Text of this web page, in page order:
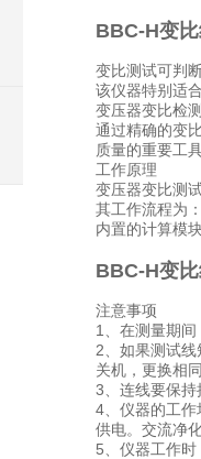
BBC-H变
变比测试可判
该仪器特别适
变压器变比检
通过精确的变
质量的重要工
工作原理
变压器变比测
其工作流程为
内置的计算模
BBC-H变
注意事项
1、在测量期
2、如果测试
关机，更换相
3、连线要保
4、仪器的工
供电。交流净
5、仪器工作